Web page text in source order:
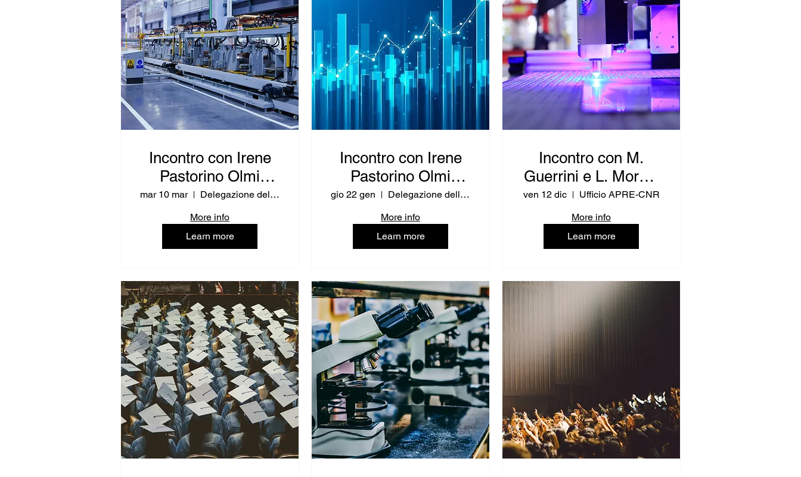
Incontro con Irene
Pastorino Olmi
(RPUE IT -
Competitività,
Crescita e Energia)
mar 10 mar
Delegazione della Regione Emilia-Romagna
More info
Learn more
Incontro con Irene
Pastorino Olmi
(RPUE IT -
Competitività,
Crescita e Energia)
gio 22 gen
Delegazione della Regione Puglia
More info
Learn more
Incontro con M.
Guerrini e L. Moretti
(RPUE IT - Ricerca
e Innovazione)
ven 12 dic
Ufficio APRE-CNR
More info
Learn more